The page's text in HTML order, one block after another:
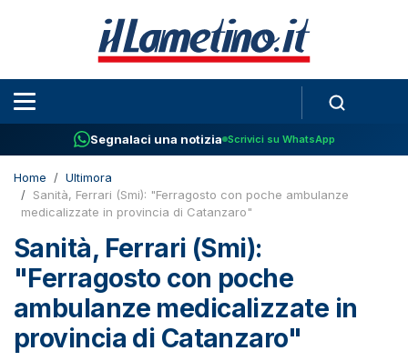
Segnalaci una notizia Scrivici su WhatsApp
Home
Ultimora
Sanità, Ferrari (Smi): "Ferragosto con poche ambulanze
medicalizzate in provincia di Catanzaro"
Sanità, Ferrari (Smi):
"Ferragosto con poche
ambulanze medicalizzate in
provincia di Catanzaro"